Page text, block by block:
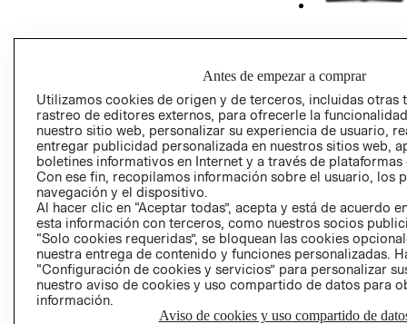
GIFT CARD
AVISO DE
Perú (S/)
CAMBIAR REGIÓN
Antes de empezar a comprar
Utilizamos cookies de origen y de terceros, incluidas otras
rastreo de editores externos, para ofrecerle la
nuestro sitio web, personalizar su experiencia de usuario,
entregar publicidad personalizada en nuestros sitios web,
boletines informativos en Internet y a través de plataformas
Con ese fin, recopilamos información sobre el usuario, los
navegación y el dispositivo.
Al hacer clic en “Aceptar todas”, acepta y está de acuerdo
esta información con terceros, como nuestros socios
“Solo cookies requeridas”, se bloquean las cookies
nuestra entrega de contenido y funciones personalizadas.
“Configuración de cookies y servicios” para personalizar
nuestro aviso de cookies y uso compartido de datos para
información.
Aviso de cookies y uso compartido de